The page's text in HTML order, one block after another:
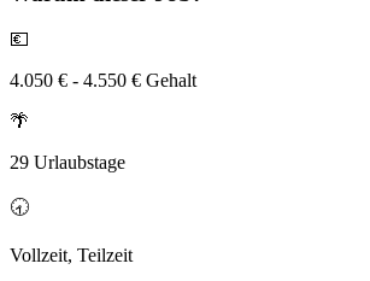
💶
4.050 € - 4.550 € Gehalt
🌴
29 Urlaubstage
🕣
Vollzeit, Teilzeit